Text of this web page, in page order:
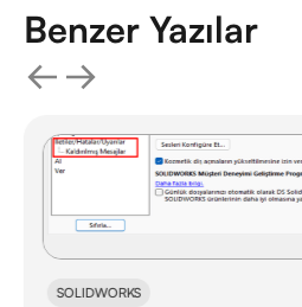
Benzer Yazılar
SOLIDWORKS